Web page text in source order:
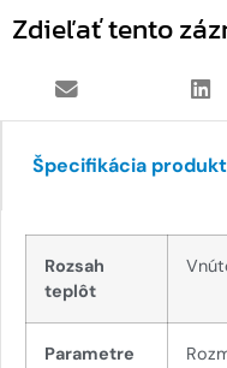
Zdieľať tento
Špecifikácia
Rozsah
teplôt
Parametre